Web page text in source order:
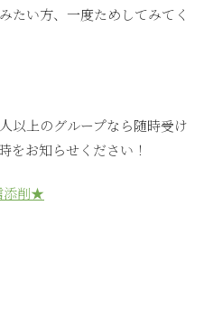
たい方、一度ためしてみてく
以上のグループなら随時受け
をお知らせください！
添削★